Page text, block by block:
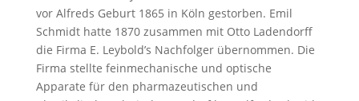
vor Alfreds Geburt 1865 in Köln gestorben. Emil
Schmidt hatte 1870 zusammen mit Otto Ladendorff
die Firma E. Leybold’s Nachfolger übernommen. Die
Firma stellte feinmechanische und optische
Apparate für den pharmazeutischen und